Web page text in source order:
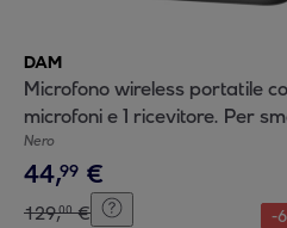
DAM
Microfono wireless portatile
microfoni e 1 ricevitore. Per
laptop. Connessione USB-C +
Nero
44,99 €
129,00 € -